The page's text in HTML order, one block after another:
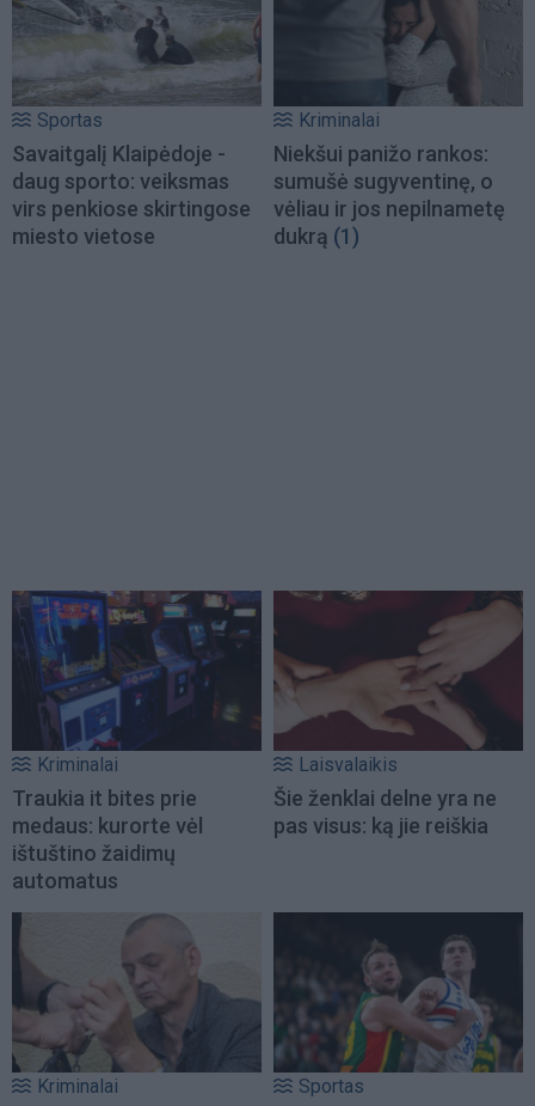
Sportas
Savaitgalį Klaipėdoje -
daug sporto: veiksmas
virs penkiose skirtingose
miesto vietose
Kriminalai
Niekšui panižo rankos:
sumušė sugyventinę, o
vėliau ir jos nepilnametę
dukrą (1)
Kriminalai
Traukia it bites prie
medaus: kurorte vėl
ištuštino žaidimų
automatus
Laisvalaikis
Šie ženklai delne yra ne
pas visus: ką jie reiškia
Kriminalai Sportas